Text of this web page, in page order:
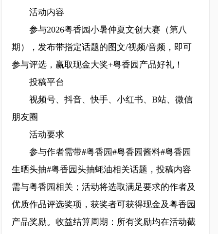
活动内容
参与2026粤香园小暑仲夏文创大赛（第八
期），发布带指定话题的图文/视频/音频，即可
参与评选，赢取现金大奖+粤香园产品好礼！
投稿平台
视频号、抖音、快手、小红书、B站、微信
朋友圈
活动要求
参与作者需带#粤香园#粤香园酱料#粤香园
生晒头抽#粤香园头抽蚝油相关话题，投稿内容
需与粤香园相关；活动将选取满足要求的作者及
优质作品评选奖项，获奖者可获得现金及粤香园
产品奖励。收益结算周期：所有奖励均在活动截